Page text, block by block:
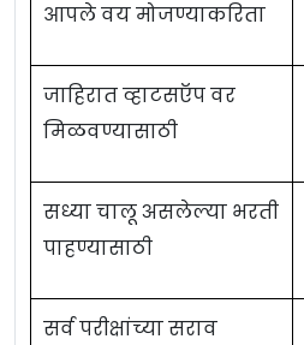
आपले वय मोजण्याकरिता
जाहिरात व्हाटसऍप वर
मिळवण्यासाठी
सध्या चालू असलेल्या भरती
पाहण्यासाठी
सर्व परीक्षांच्या सराव